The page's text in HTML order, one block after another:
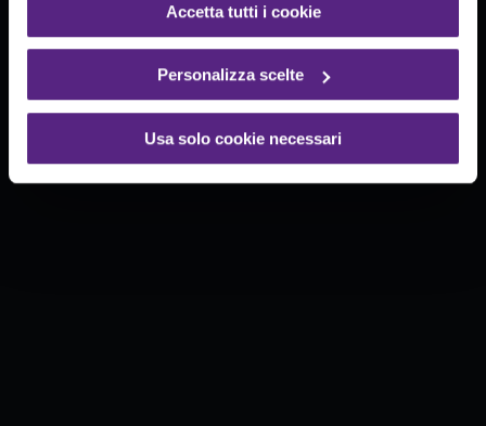
Accetta tutti i cookie
Personalizza scelte
Usa solo cookie necessari